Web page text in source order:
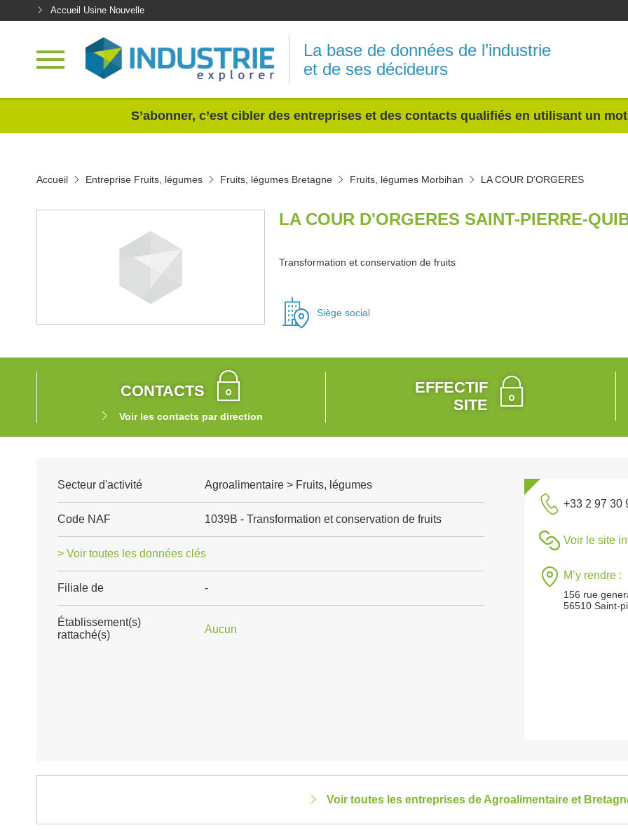
Accueil Usine Nouvelle
La base de données de l’industrie
et de ses décideurs
S’abonner, c’est cibler des entreprises et des contacts qualifiés en utilisant un
Accueil Entreprise Fruits, légumes Fruits, légumes Bretagne Fruits, légumes Morbihan LA COUR D'ORGERES
LA COUR D'ORGERES SAINT-PIERRE-
Transformation et conservation de fruits
Siège social
CONTACTS
Voir les contacts par direction
EFFECTIF
SITE
Secteur d'activité Agroalimentaire > Fruits, légumes
Code NAF 1039B - Transformation et conservation de fruits
> Voir toutes les données clés
Filiale de -
Établissement(s)
rattaché(s)
Aucun
+33 2 97 30
Voir le site
M’y rendre :
156 rue
56510 Saint-
Voir toutes les entreprises de Agroalimentaire et